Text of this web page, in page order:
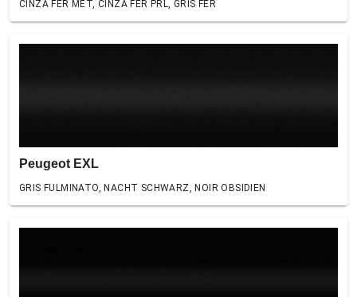
CINZA FER MET, CINZA FER PRL, GRIS FER
Peugeot EXL
GRIS FULMINATO, NACHT SCHWARZ, NOIR OBSIDIEN